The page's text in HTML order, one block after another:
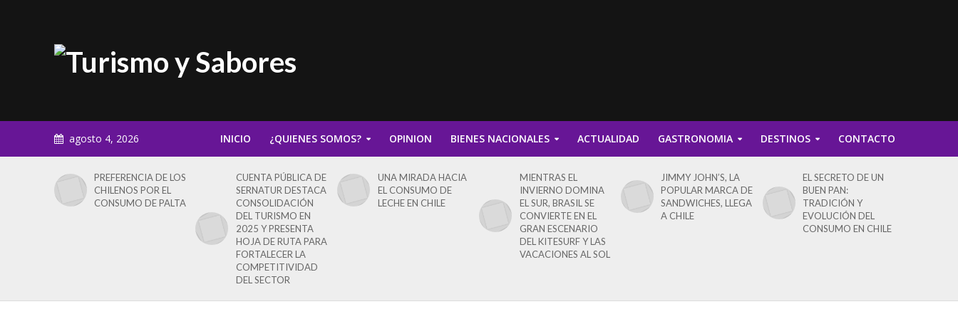
agosto 4, 2026 INICIO ¿QUIENES SOMOS? OPINION BIENES NACIONALES ACTUALIDAD GASTRONOMIA DESTINOS CONTACTO
PREFERENCIA DE LOS
CHILENOS POR EL
CONSUMO DE PALTA
CUENTA PÚBLICA DE
SERNATUR DESTACA
CONSOLIDACIÓN
DEL TURISMO EN
2025 Y PRESENTA
HOJA DE RUTA PARA
FORTALECER LA
COMPETITIVIDAD
DEL SECTOR
UNA MIRADA HACIA
EL CONSUMO DE
LECHE EN CHILE
MIENTRAS EL
INVIERNO DOMINA
EL SUR, BRASIL SE
CONVIERTE EN EL
GRAN ESCENARIO
DEL KITESURF Y LAS
VACACIONES AL SOL
JIMMY JOHN’S, LA
POPULAR MARCA DE
SANDWICHES, LLEGA
A CHILE
EL SECRETO DE UN
BUEN PAN:
TRADICIÓN Y
EVOLUCIÓN DEL
CONSUMO EN CHILE